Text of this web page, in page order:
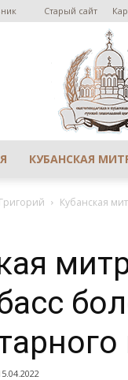
Старый сайт
КУБАНСКАЯ
Кубанская